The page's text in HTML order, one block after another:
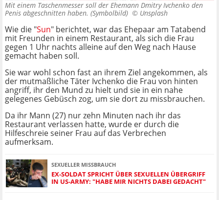
Mit einem Taschenmesser soll der Ehemann Dmitry Ivchenko den
Penis abgeschnitten haben. (Symbolbild) © Unsplash
Wie die "Sun" berichtet, war das Ehepaar am Tatabend
mit Freunden in einem Restaurant, als sich die Frau
gegen 1 Uhr nachts alleine auf den Weg nach Hause
gemacht haben soll.
Sie war wohl schon fast an ihrem Ziel angekommen, als
der mutmaßliche Täter Ivchenko die Frau von hinten
angriff, ihr den Mund zu hielt und sie in ein nahe
gelegenes Gebüsch zog, um sie dort zu missbrauchen.
Da ihr Mann (27) nur zehn Minuten nach ihr das
Restaurant verlassen hatte, wurde er durch die
Hilfeschreie seiner Frau auf das Verbrechen
aufmerksam.
SEXUELLER MISSBRAUCH
EX-SOLDAT SPRICHT ÜBER SEXUELLEN ÜBERGRIFF
IN US-ARMY: "HABE MIR NICHTS DABEI GEDACHT"